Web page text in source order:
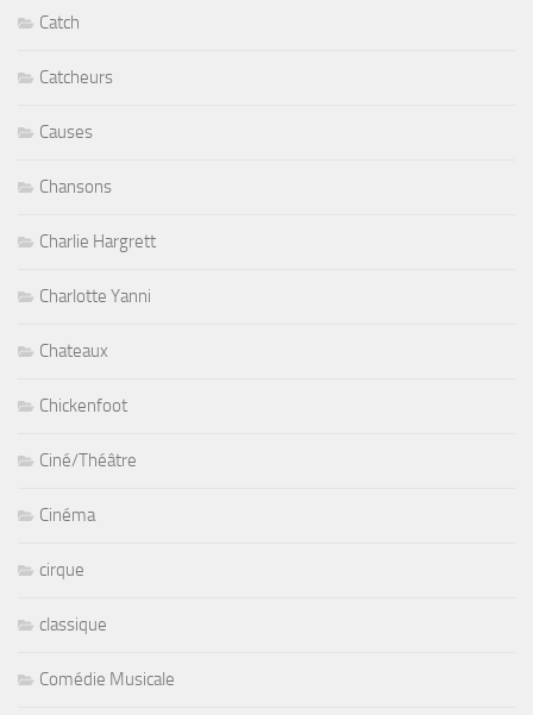
Catch
Catcheurs
Causes
Chansons
Charlie Hargrett
Charlotte Yanni
Chateaux
Chickenfoot
Ciné/Théâtre
Cinéma
cirque
classique
Comédie Musicale